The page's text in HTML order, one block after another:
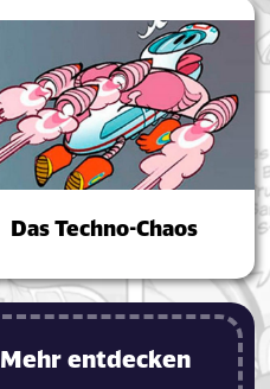
Das Techno-Chaos
Mehr entdecken